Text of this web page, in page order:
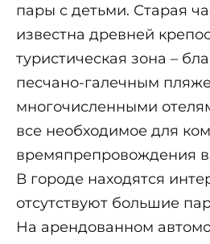
пары с детьми. Старая
известна древней
туристическая зона –
песчано-галечным
многочисленными
все необходимое для
времяпрепровождения
В городе находятся
отсутствуют большие
На арендованном